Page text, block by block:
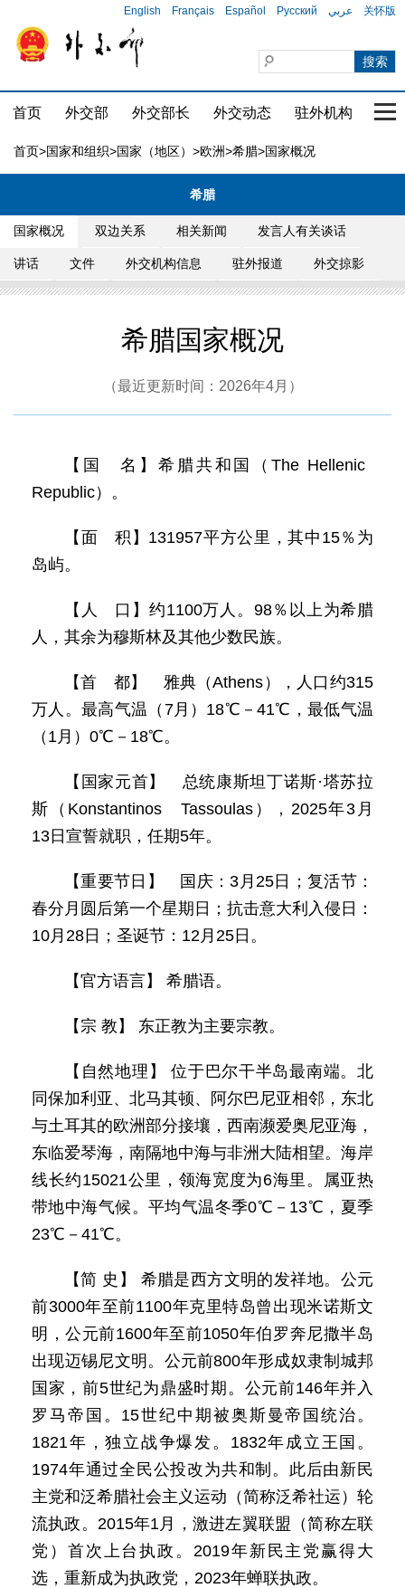
English Français Español Русский عربي 关怀版
首页 外交部 外交部长 外交动态 驻外机构 国
首页>国家和组织>国家（地区） >欧洲>希腊>国家概况
希腊
国家概况 双边关系 相关新闻 发言人有关谈话
讲话 文件 外交机构信息 驻外报道 外交掠影
希腊国家概况
（最近更新时间：2026年4月）
【国 名】希腊共和国（The Hellenic
Republic）。
【面 积】131957平方公里，其中15％为
岛屿。
【人 口】约1100万人。98％以上为希腊
人，其余为穆斯林及其他少数民族。
【首 都】 雅典（Athens），人口约315
万人。最高气温（7月）18℃－41℃，最低气温
（1月）0℃－18℃。
【国家元首】 总统康斯坦丁诺斯·塔苏拉
斯（Konstantinos Tassoulas），2025年3月
13日宣誓就职，任期5年。
【重要节日】 国庆：3月25日；复活节：
春分月圆后第一个星期日；抗击意大利入侵日：
10月28日；圣诞节：12月25日。
【官方语言】 希腊语。
【宗 教】 东正教为主要宗教。
【自然地理】 位于巴尔干半岛最南端。北
同保加利亚、北马其顿、阿尔巴尼亚相邻，东北
与土耳其的欧洲部分接壤，西南濒爱奥尼亚海，
东临爱琴海，南隔地中海与非洲大陆相望。海岸
线长约15021公里，领海宽度为6海里。属亚热
带地中海气候。平均气温冬季0℃－13℃，夏季
23℃－41℃。
【简 史】 希腊是西方文明的发祥地。公元
前3000年至前1100年克里特岛曾出现米诺斯文
明，公元前1600年至前1050年伯罗奔尼撒半岛
出现迈锡尼文明。公元前800年形成奴隶制城邦
国家，前5世纪为鼎盛时期。公元前146年并入
罗马帝国。15世纪中期被奥斯曼帝国统治。
1821年，独立战争爆发。1832年成立王国。
1974年通过全民公投改为共和制。此后由新民
主党和泛希腊社会主义运动（简称泛希社运）轮
流执政。2015年1月，激进左翼联盟（简称左联
党）首次上台执政。2019年新民主党赢得大
选，重新成为执政党，2023年蝉联执政。